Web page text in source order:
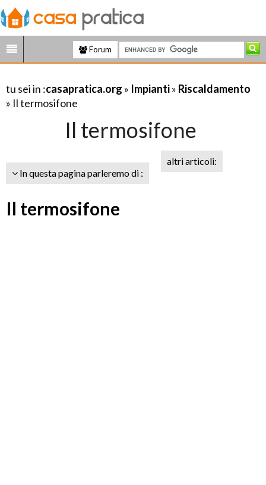
Forum
tu sei in :casapratica.org » Impianti» Riscaldamento
» Il termosifone
Il termosifone
In questa pagina parleremo di :
altri articoli:
Il termosifone